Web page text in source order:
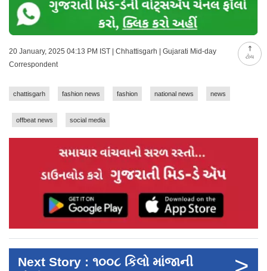
ટોચ
20 January, 2025 04:13 PM IST | Chhattisgarh | Gujarati Mid-day
Correspondent
chattisgarh fashion news fashion national news news
offbeat news social media
Next Story : ૧૦૦૮ કિલો માંજાની